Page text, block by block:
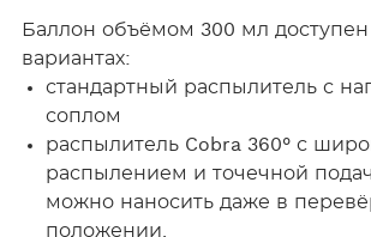
Баллон объёмом 300 мл доступен
вариантах:
стандартный распылитель с
соплом
распылитель Cobra 360° с
распылением и точечной
можно наносить даже в
положении.